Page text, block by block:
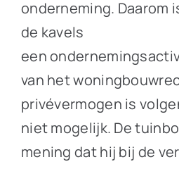
onderneming. Daarom
de kavels
een
van het
privévermogen is
niet mogelijk. De
mening dat hij bij de